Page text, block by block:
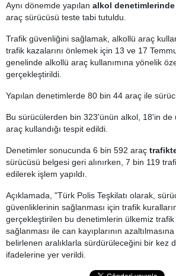
Aynı dönemde yapılan alkol denetimlerinde
araç sürücüsü teste tabi tutuldu.
Trafik güvenliğini sağlamak, alkollü araç
trafik kazalarını önlemek için 13 ve 17
genelinde alkollü araç kullanımına yönelik
gerçekleştirildi.
Yapılan denetimlerde 80 bin 44 araç ile
Bu sürücülerden bin 323'ünün alkol, 18'in de
araç kullandığı tespit edildi.
Denetimler sonucunda 6 bin 592 araç
sürücüsü belgesi geri alınırken, 7 bin 119
edilerek işlem yapıldı.
Açıklamada, "Türk Polis Teşkilatı olarak,
güvenliklerinin sağlanması için trafik
gerçekleştirilen bu denetimlerin ülkemiz
sağlanması ile can kayıplarının
belirlenen aralıklarla sürdürüleceğini bir kez
ifadelerine yer verildi.